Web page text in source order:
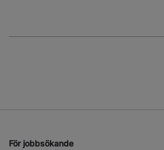
För jobbsökande